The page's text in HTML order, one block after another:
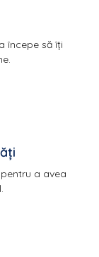
începe să îți
a avea